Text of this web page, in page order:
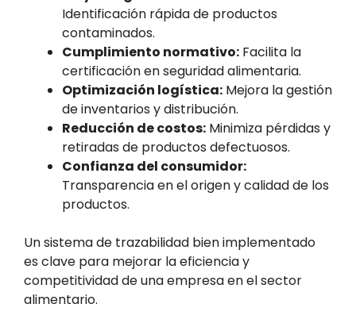
Identificación rápida de productos
contaminados.
Cumplimiento normativo: Facilita la
certificación en seguridad alimentaria.
Optimización logística: Mejora la gestión
de inventarios y distribución.
Reducción de costos: Minimiza pérdidas y
retiradas de productos defectuosos.
Confianza del consumidor:
Transparencia en el origen y calidad de los
productos.
Un sistema de trazabilidad bien implementado
es clave para mejorar la eficiencia y
competitividad de una empresa en el sector
alimentario.